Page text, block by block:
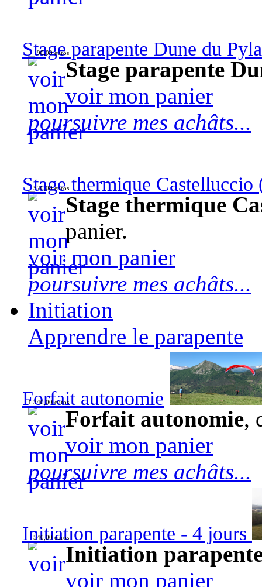
Stage parapente Dune du
90,00 euros
Stage parapente
voir mon panier
poursuivre mes achâts...
Stage thermique Castelluccio
570,00 euros
Stage thermique
panier.
voir mon panier
poursuivre mes achâts...
Initiation
Apprendre le parapente
Forfait autonomie
1 340,00 euros
Forfait autonomie,
voir mon panier
poursuivre mes achâts...
Initiation parapente - 4 jours
540,00 euros
Initiation
voir mon panier